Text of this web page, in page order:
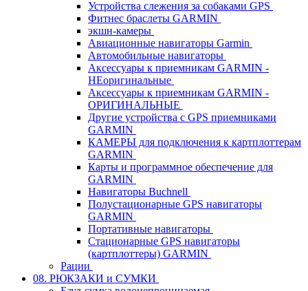
Устройства слежения за собаками GPS
Фитнес браслеты GARMIN
экшн-камеры
Авиационные навигаторы Garmin
Автомобильные навигаторы
Аксессуары к приемникам GARMIN -
НЕоригинальные
Аксессуары к приемникам GARMIN -
ОРИГИНАЛЬНЫЕ
Другие устройства с GPS приемниками
GARMIN
КАМЕРЫ для подключения к картплоттерам
GARMIN
Карты и программное обеспечение для
GARMIN
Навигаторы Buchnell
Полустационарные GPS навигаторы
GARMIN
Портативные навигаторы
Стационарные GPS навигаторы
(картплоттеры) GARMIN
Рации
08. РЮКЗАКИ и СУМКИ